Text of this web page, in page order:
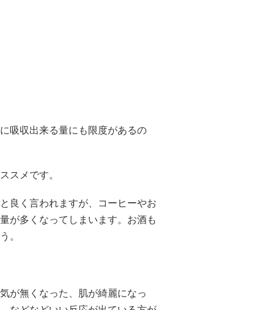
吸収出来る量にも限度があるの
スメです。
良く言われますが、コーヒーやお
が多くなってしまいます。お酒も
。
が無くなった、肌が綺麗になっ